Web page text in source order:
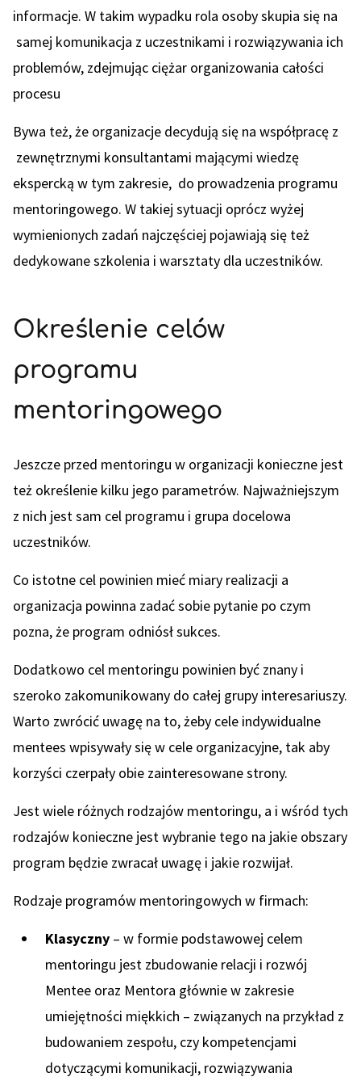
informacje. W takim wypadku rola osoby skupia się na
samej komunikacja z uczestnikami i rozwiązywania ich
problemów, zdejmując ciężar organizowania całości
procesu
Bywa też, że organizacje decydują się na współpracę z
zewnętrznymi konsultantami mającymi wiedzę
ekspercką w tym zakresie, do prowadzenia programu
mentoringowego. W takiej sytuacji oprócz wyżej
wymienionych zadań najczęściej pojawiają się też
dedykowane szkolenia i warsztaty dla uczestników.
Określenie celów
programu
mentoringowego
Jeszcze przed mentoringu w organizacji konieczne jest
też określenie kilku jego parametrów. Najważniejszym
z nich jest sam cel programu i grupa docelowa
uczestników.
Co istotne cel powinien mieć miary realizacji a
organizacja powinna zadać sobie pytanie po czym
pozna, że program odniósł sukces.
Dodatkowo cel mentoringu powinien być znany i
szeroko zakomunikowany do całej grupy interesariuszy.
Warto zwrócić uwagę na to, żeby cele indywidualne
mentees wpisywały się w cele organizacyjne, tak aby
korzyści czerpały obie zainteresowane strony.
Jest wiele różnych rodzajów mentoringu, a i wśród tych
rodzajów konieczne jest wybranie tego na jakie obszary
program będzie zwracał uwagę i jakie rozwijał.
Rodzaje programów mentoringowych w firmach:
Klasyczny – w formie podstawowej celem
mentoringu jest zbudowanie relacji i rozwój
Mentee oraz Mentora głównie w zakresie
umiejętności miękkich – związanych na przykład z
budowaniem zespołu, czy kompetencjami
dotyczącymi komunikacji, rozwiązywania